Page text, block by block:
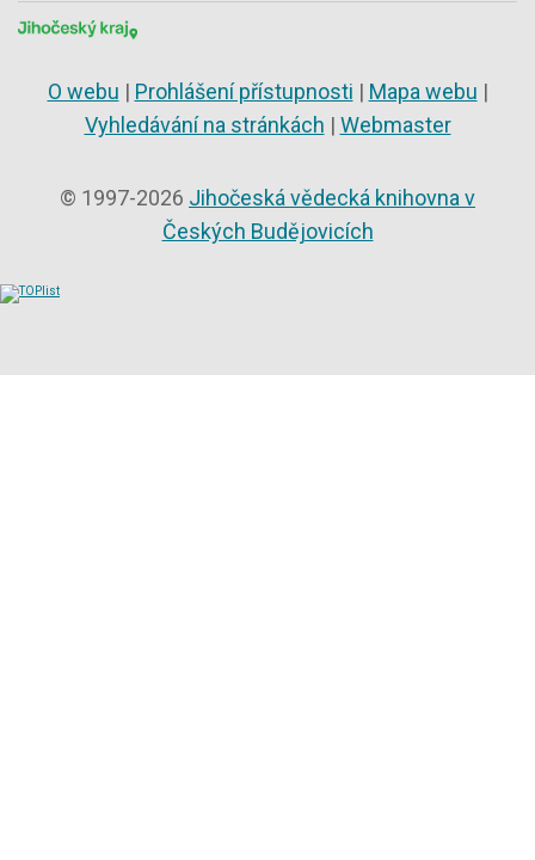
O webu | Prohlášení přístupnosti | Mapa webu |
Vyhledávání na stránkách | Webmaster
© 1997-2026 Jihočeská vědecká knihovna v
Českých Budějovicích